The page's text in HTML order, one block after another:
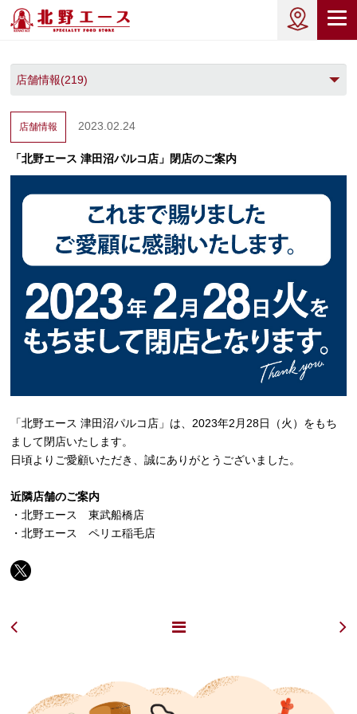
店舗情報 2023.02.24
「北野エース 津田沼パルコ店」閉店のご案内
「北野エース 津田沼パルコ店」は、2023年2月28日（火）をもち
まして閉店いたします。
日頃よりご愛顧いただき、誠にありがとうございました。
近隣店舗のご案内
・北野エース 東武船橋店
・北野エース ペリエ稲毛店